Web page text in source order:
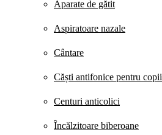
Aparate de gătit
Aspiratoare nazale
Cântare
Căști antifonice pentru copii
Centuri anticolici
Încălzitoare biberoane